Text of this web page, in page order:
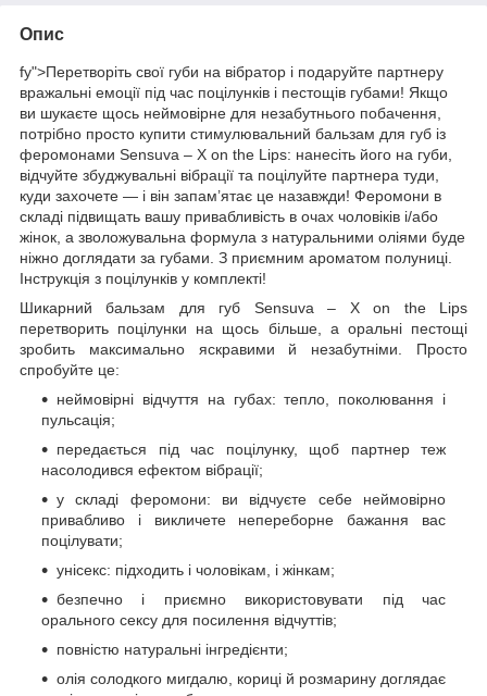
Опис
fy">Перетворіть свої губи на вібратор і подаруйте партнеру
вражальні емоції під час поцілунків і пестощів губами! Якщо
ви шукаєте щось неймовірне для незабутнього побачення,
потрібно просто купити стимулювальний бальзам для губ із
феромонами Sensuva – X on the Lips: нанесіть його на губи,
відчуйте збуджувальні вібрації та поцілуйте партнера туди,
куди захочете — і він запам’ятає це назавжди! Феромони в
складі підвищать вашу привабливість в очах чоловіків і/або
жінок, а зволожувальна формула з натуральними оліями буде
ніжно доглядати за губами. З приємним ароматом полуниці.
Інструкція з поцілунків у комплекті!
Шикарний бальзам для губ Sensuva – X on the Lips
перетворить поцілунки на щось більше, а оральні пестощі
зробить максимально яскравими й незабутніми. Просто
спробуйте це:
неймовірні відчуття на губах: тепло, поколювання і
пульсація;
передається під час поцілунку, щоб партнер теж
насолодився ефектом вібрації;
у складі феромони: ви відчуєте себе неймовірно
привабливо і викличете непереборне бажання вас
поцілувати;
унісекс: підходить і чоловікам, і жінкам;
безпечно і приємно використовувати під час
орального сексу для посилення відчуттів;
повністю натуральні інгредієнти;
олія солодкого мигдалю, кориці й розмарину доглядає